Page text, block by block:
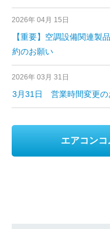
2026年 04月 15日
【重要】空調設備関連製
約のお願い
2026年 03月 31日
3月31日 営業時間変更の
エアコン